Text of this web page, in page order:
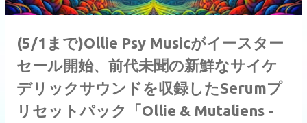
(5/1まで)Ollie Psy Musicがイースター
セール開始、前代未聞の新鮮なサイケ
デリックサウンドを収録したSerumプ
リセットパック「Ollie & Mutaliens -